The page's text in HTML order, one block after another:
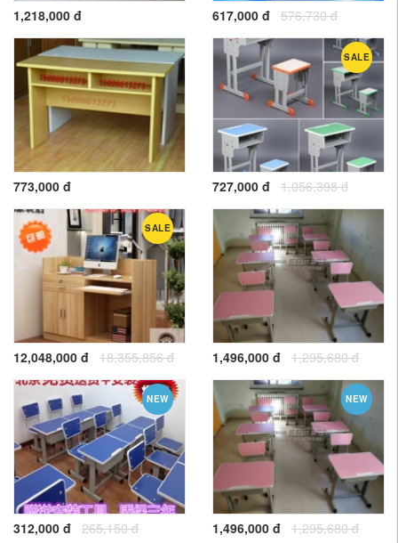
1,218,000 đ 617,000 đ 576,730 đ
773,000 đ
SALE
727,000 đ 1,056,398 đ
SALE
12,048,000 đ 18,355,856 đ 1,496,000 đ 1,295,680 đ
NEW
312,000 đ 265,150 đ
NEW
1,496,000 đ 1,295,680 đ